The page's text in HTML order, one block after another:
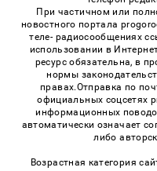
При частичном или
новостного портала
теле- радиосообщениях
использовании в
ресурс обязательна, в
нормы
правах.Отправка по
официальных соцсетях
информационных
автоматически означает
либо
Возрастная категория